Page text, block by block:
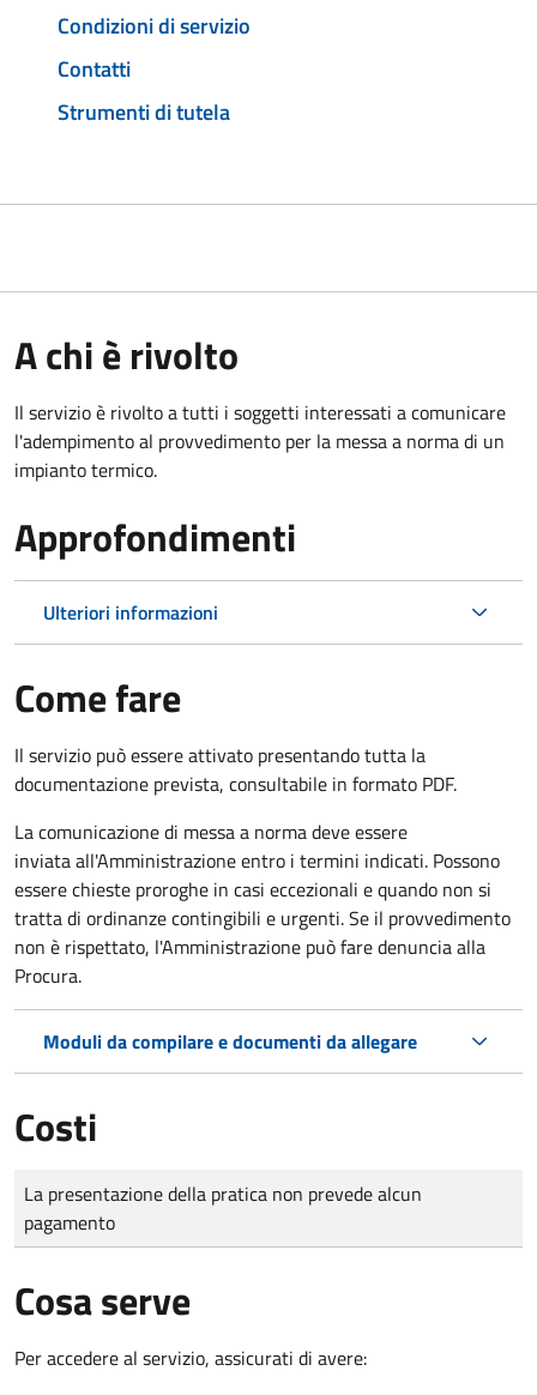
Condizioni di servizio
Contatti
Strumenti di tutela
A chi è rivolto
Il servizio è rivolto a tutti i soggetti interessati a comunicare
l'adempimento al provvedimento per la messa a norma di un
impianto termico.
Approfondimenti
Ulteriori informazioni
Come fare
Il servizio può essere attivato presentando tutta la
documentazione prevista, consultabile in formato PDF.
La comunicazione di messa a norma deve essere
inviata all'Amministrazione entro i termini indicati. Possono
essere chieste proroghe in casi eccezionali e quando non si
tratta di ordinanze contingibili e urgenti. Se il provvedimento
non è rispettato, l'Amministrazione può fare denuncia alla
Procura.
Moduli da compilare e documenti da allegare
Costi
Tipo di pagamento
Importo
La presentazione della pratica non prevede alcun
pagamento
Cosa serve
Per accedere al servizio, assicurati di avere: